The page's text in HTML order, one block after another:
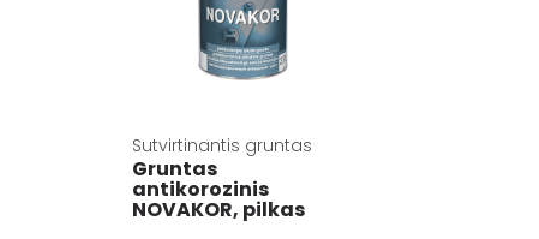
Sutvirtinantis gruntas
Gruntas
antikorozinis
NOVAKOR, pilkas